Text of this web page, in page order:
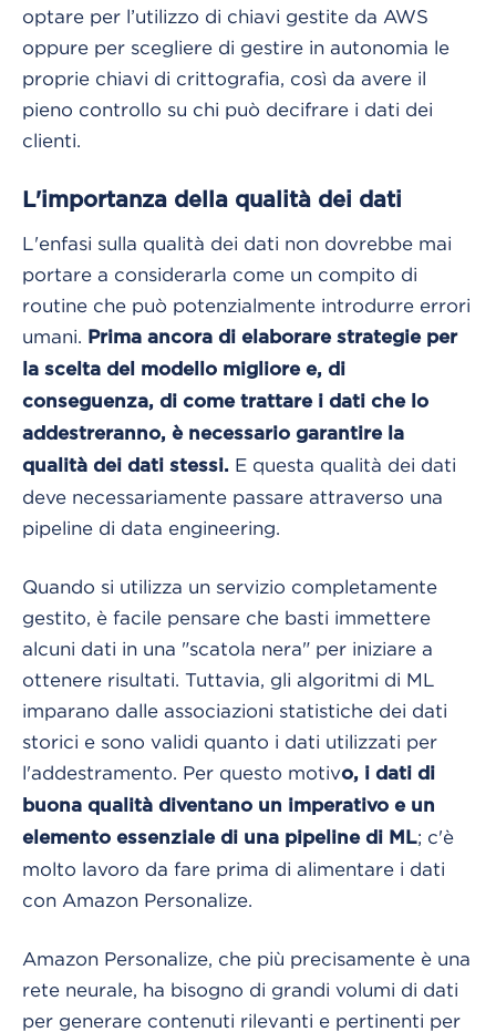
optare per l’utilizzo di chiavi gestite da AWS
oppure per scegliere di gestire in autonomia le
proprie chiavi di crittografia, così da avere il
pieno controllo su chi può decifrare i dati dei
clienti.
L'importanza della qualità dei dati
L'enfasi sulla qualità dei dati non dovrebbe mai
portare a considerarla come un compito di
routine che può potenzialmente introdurre errori
umani. Prima ancora di elaborare strategie per
la scelta del modello migliore e, di
conseguenza, di come trattare i dati che lo
addestreranno, è necessario garantire la
qualità dei dati stessi. E questa qualità dei dati
deve necessariamente passare attraverso una
pipeline di data engineering.
Quando si utilizza un servizio completamente
gestito, è facile pensare che basti immettere
alcuni dati in una "scatola nera" per iniziare a
ottenere risultati. Tuttavia, gli algoritmi di ML
imparano dalle associazioni statistiche dei dati
storici e sono validi quanto i dati utilizzati per
l'addestramento. Per questo motivo, i dati di
buona qualità diventano un imperativo e un
elemento essenziale di una pipeline di ML; c'è
molto lavoro da fare prima di alimentare i dati
con Amazon Personalize.
Amazon Personalize, che più precisamente è una
rete neurale, ha bisogno di grandi volumi di dati
per generare contenuti rilevanti e pertinenti per